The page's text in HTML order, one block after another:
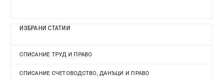
ИЗБРАНИ СТАТИИ
СПИСАНИЕ ТРУД И ПРАВО
СПИСАНИЕ СЧЕТОВОДСТВО, ДАНЪЦИ И ПРАВО